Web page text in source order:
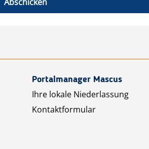
Abschicken
Portalmanager Mascus
Ihre lokale Niederlassung
Kontaktformular